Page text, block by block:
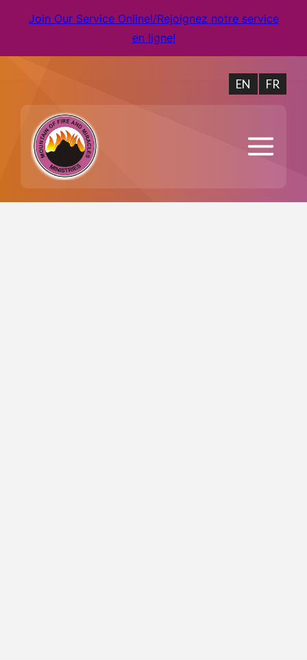
Join Our Service Online!/Rejoignez notre service
en ligne!
EN FR